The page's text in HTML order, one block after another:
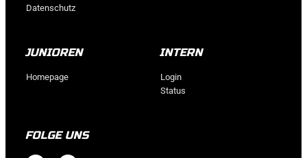
Datenschutz
JUNIOREN
Homepage
INTERN
Login
Status
FOLGE UNS